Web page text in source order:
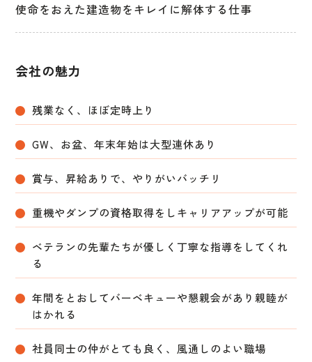
使命をおえた建造物をキレイに解体する仕事
会社の魅力
残業なく、ほぼ定時上り
GW、お盆、年末年始は大型連休あり
賞与、昇給ありで、やりがいバッチリ
重機やダンプの資格取得をしキャリアアップが可能
ベテランの先輩たちが優しく丁寧な指導をしてくれ
る
年間をとおしてバーベキューや懇親会があり親睦が
はかれる
社員同士の仲がとても良く、風通しのよい職場